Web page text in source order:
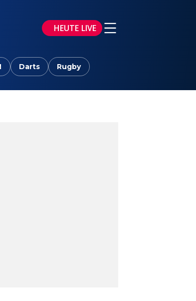
HEUTE LIVE
Darts Rugby